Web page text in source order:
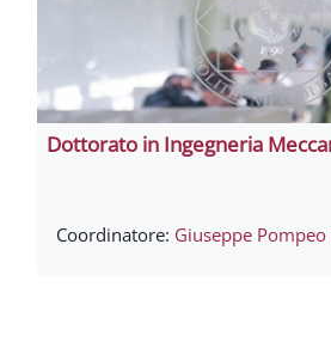
Dottorato in Ingegneria
Coordinatore: Giuseppe Pompeo